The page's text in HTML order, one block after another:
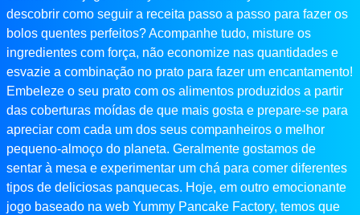
descobrir como seguir a receita passo a passo para fazer os
bolos quentes perfeitos? Acompanhe tudo, misture os
ingredientes com força, não economize nas quantidades e
esvazie a combinação no prato para fazer um encantamento!
Embeleze o seu prato com os alimentos produzidos a partir
das coberturas moídas de que mais gosta e prepare-se para
apreciar com cada um dos seus companheiros o melhor
pequeno-almoço do planeta. Geralmente gostamos de
sentar à mesa e experimentar um chá para comer diferentes
tipos de deliciosas panquecas. Hoje, em outro emocionante
jogo baseado na web Yummy Pancake Factory, temos que